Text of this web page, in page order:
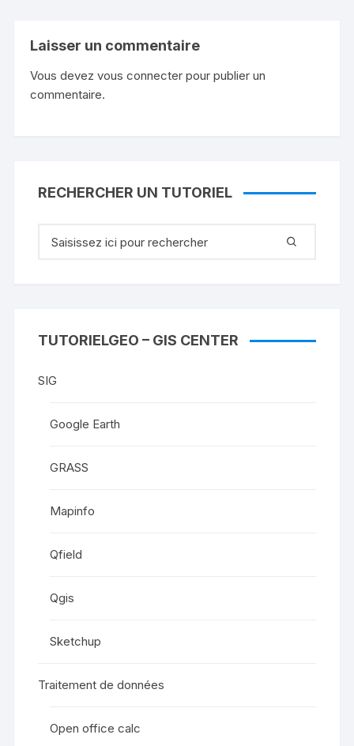
Laisser un commentaire
Vous devezvous connecter pour publier un
commentaire.
RECHERCHER UN TUTORIEL
pour
TUTORIELGEO – GIS CENTER
SIG
Google Earth
GRASS
Mapinfo
Qfield
Qgis
Sketchup
Traitement de données
Open office calc